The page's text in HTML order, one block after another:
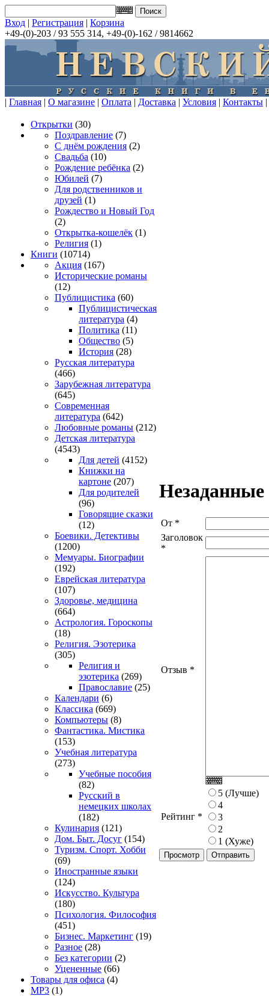
Вход | Регистрация | Корзина
+49-(0)-203 / 93 555 314, +49-(0)-162 / 9814662
| Главная | О магазине | Оплата | Доставка | Условия | Контакты |
Открытки (30)
Поздравление (7)
С днём рождения (2)
Свадьба (10)
Рождение ребёнка (2)
Юбилей (7)
Для родственников и
друзей (1)
Рождество и Новый Год
(2)
Открытка-кошелёк (1)
Религия (1)
Книги (10714)
Акция (167)
Исторические романы
(12)
Публицистика (60)
Публицистическая
литература (4)
Политика (11)
Общество (5)
История (28)
Русская литература
(466)
Зарубежная литература
(645)
Современная
литература (642)
Любовные романы (212)
Детская литература
(4543)
Для детей (4152)
Книжки на
картоне (207)
Для родителей
(96)
Говорящие сказки
(12)
Боевики. Детективы
(1200)
Мемуары. Биографии
(192)
Еврейская литература
(107)
Здоровье, медицина
(664)
Астрология. Гороскопы
(18)
Религия. Эзотерика
(305)
Религия и
эзотерика (269)
Православие (25)
Календари (6)
Классика (669)
Компьютеры (8)
Фантастика. Мистика
(153)
Учебная литература
(273)
Учебные пособия
(82)
Русский в
немецких школах
(182)
Кулинария (121)
Дом. Быт. Досуг (154)
Туризм. Спорт. Хобби
(69)
Иностранные языки
(124)
Искусство. Культура
(180)
Психология. Философия
(451)
Бизнес. Маркетинг (19)
Разное (28)
Без категории (2)
Уцененные (66)
Товары для офиса (4)
MP3 (1)
От *
Заголовок
*
Отзыв *
Рейтинг *
5 (Лучше)
4
3
2
1 (Хуже)
Просмотр